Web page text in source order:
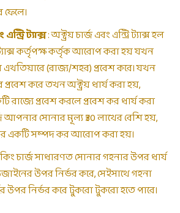
ট্যাক্স: অক্ট্রয় চার্জ এবং এন্ট্রি ট্যাক্স হল
কর্তৃপক্ষ কর্তৃক আরোপ করা হয় যখন
(রাজ্য/শহর) প্রবেশ করে। যখন
করে তখন অক্ট্রয় ধার্য করা হয়,
রাজ্যে প্রবেশ করলে প্রবেশ কর ধার্য করা
আপনার সোনার মূল্য ₹30 লাখের বেশি হয়,
একটি সম্পদ কর আরোপ করা হয়।
চার্জ সাধারণত সোনার গহনার উপর ধার্য
উপর নির্ভর করে, সেইসাথে গহনা
উপর নির্ভর করে টুকরো টুকরো হতে পারে।